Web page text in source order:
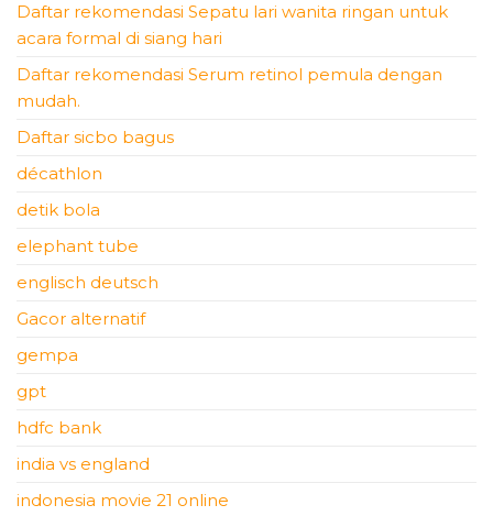
Daftar rekomendasi Sepatu lari wanita ringan untuk
acara formal di siang hari
Daftar rekomendasi Serum retinol pemula dengan
mudah.
Daftar sicbo bagus
décathlon
detik bola
elephant tube
englisch deutsch
Gacor alternatif
gempa
gpt
hdfc bank
india vs england
indonesia movie 21 online